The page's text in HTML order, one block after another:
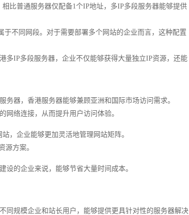
比普通服务器仅配备1个IP地址，多IP多段服务器能够提供
不同网段。对于需要部署多个网站的企业而言，这种配置
多IP多段服务器，企业不仅能够获得大量独立IP资源，还能
器，香港服务器能够兼顾亚洲和国际市场访问需求。
网络连接，从而提升用户访问体验。
，企业能够更加灵活地管理网站矩阵。
源方案。
的企业来说，能够节省大量时间成本。
同规模企业和站长用户，能够提供更具针对性的服务器解决